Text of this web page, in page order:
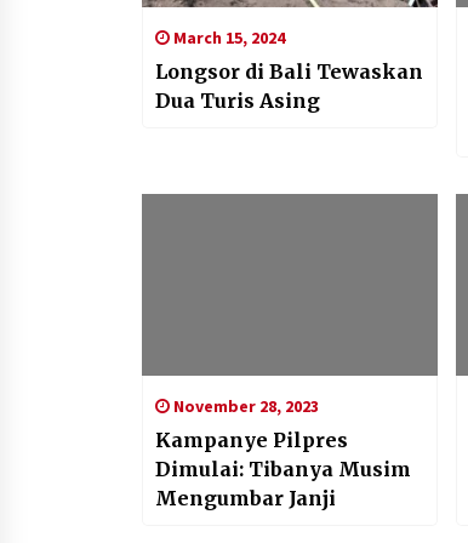
March 15, 2024
Longsor di Bali Tewaskan
Dua Turis Asing
November 28, 2023
Kampanye Pilpres
Dimulai: Tibanya Musim
Mengumbar Janji